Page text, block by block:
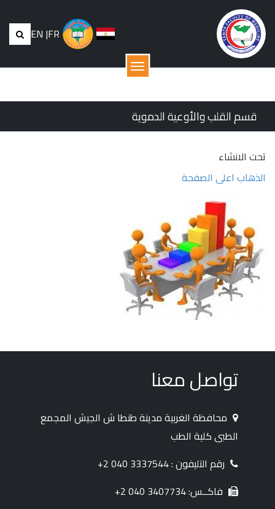
EN |FR
القائمة
قسم القلب والأوعية الدموية
تحت الانشاء
الذهاب اعلى الصفحة
تواصل معنا
محافظة الغربية مدينة طنطا ش الجيش المجمع
الطبى كلية الطب
رقم التليفون : 3337544 040 2+
فاكــس: 3407734 040 2+